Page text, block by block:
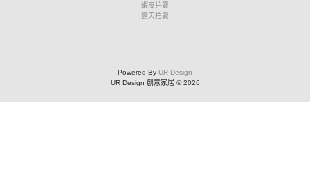
蝦皮拍賣
露天拍賣
Powered By UR Design
UR Design 創意家居 © 2026